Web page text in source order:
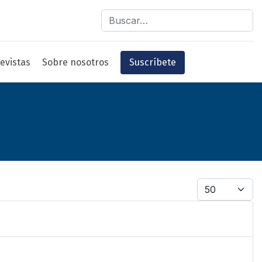
Buscar
Sobre nosotros Suscríbete
Cantidad